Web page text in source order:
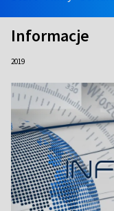
Informacje
2019